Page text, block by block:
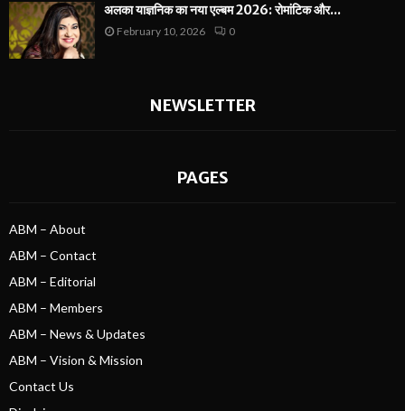
अलका याज्ञनिक का नया एल्बम 2026: रोमांटिक और...
February 10, 2026 0
NEWSLETTER
PAGES
ABM – About
ABM – Contact
ABM – Editorial
ABM – Members
ABM – News & Updates
ABM – Vision & Mission
Contact Us